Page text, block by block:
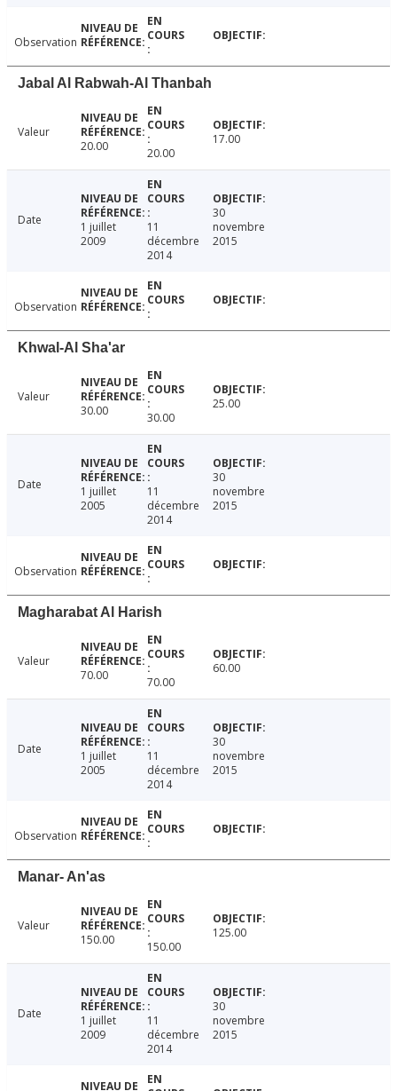
Observation
Jabal Al Rabwah-Al Thanbah
Valeur
20.00
20.00
17.00
Date
1 juillet
2009
11
décembre
2014
30
novembre
2015
Observation
Khwal-Al Sha'ar
Valeur
30.00
30.00
25.00
Date
1 juillet
2005
11
décembre
2014
30
novembre
2015
Observation
Magharabat Al Harish
Valeur
70.00
70.00
60.00
Date
1 juillet
2005
11
décembre
2014
30
novembre
2015
Observation
Manar- An'as
Valeur
150.00
150.00
125.00
Date
1 juillet
2009
11
décembre
2014
30
novembre
2015